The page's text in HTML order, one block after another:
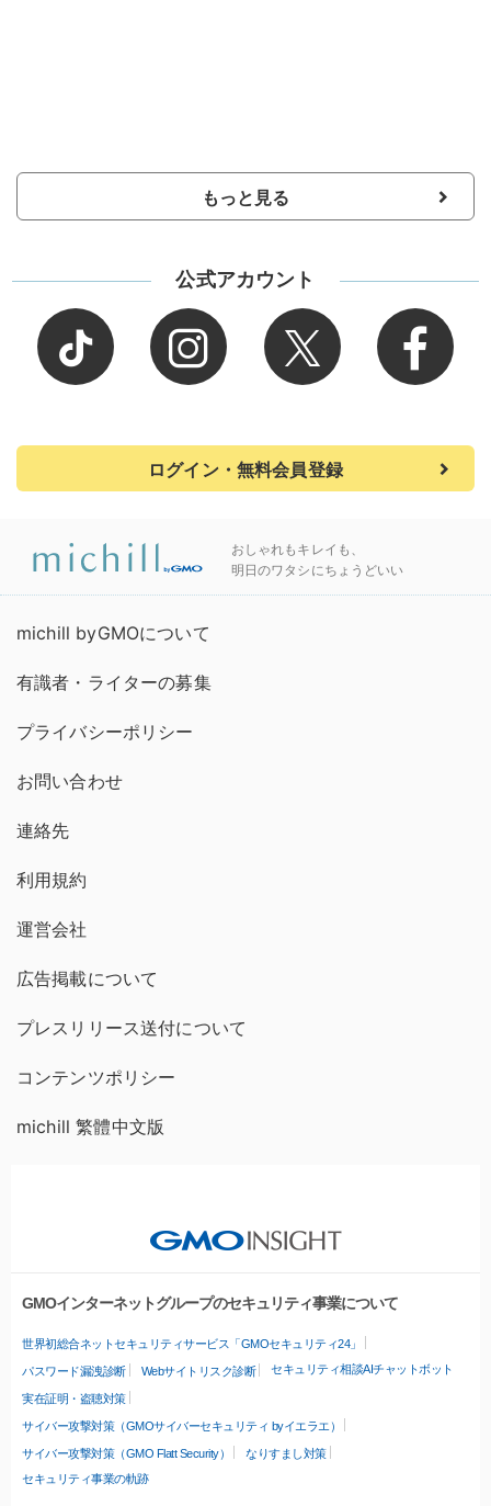
もっと見る
公式アカウント
ログイン・無料会員登録
おしゃれもキレイも、
明日のワタシにちょうどいい
michill byGMOについて
有識者・ライターの募集
プライバシーポリシー
お問い合わせ
連絡先
利用規約
運営会社
広告掲載について
プレスリリース送付について
コンテンツポリシー
michill 繁體中文版
GMOインターネットグループのセキュリティ事業について
世界初総合ネットセキュリティサービス「GMOセキュリティ24」
パスワード漏洩診断 Webサイトリスク診断 セキュリティ相談AIチャットボット
実在証明・盗聴対策
サイバー攻撃対策（GMOサイバーセキュリティ byイエラエ）
サイバー攻撃対策（GMO Flatt Security）
なりすまし対策
セキュリティ事業の軌跡